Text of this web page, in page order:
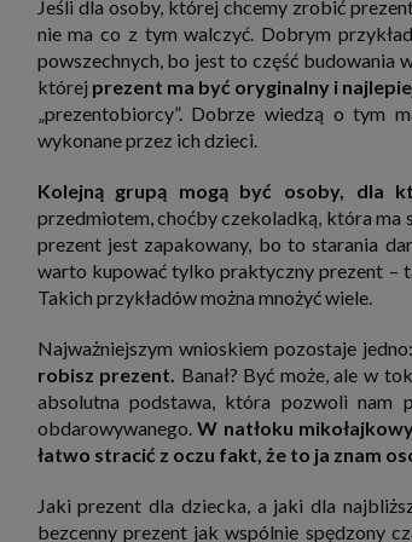
Jeśli dla osoby, której chcemy zrobić
nie ma co z tym walczyć. Dobrym
powszechnych, bo jest to część budowania
której prezent ma być oryginalny i
„prezentobiorcy”. Dobrze wiedzą o tym
wykonane przez ich dzieci.
Kolejną grupą mogą być osoby, dla
przedmiotem, choćby czekoladką, która ma
prezent jest zapakowany, bo to starania
warto kupować tylko praktyczny prezent –
Takich przykładów można mnożyć wiele.
Najważniejszym wnioskiem pozostaje jedno:
robisz prezent. Banał? Być może, ale w
absolutna podstawa, która pozwoli nam
obdarowywanego.W natłoku
łatwo stracić z oczu fakt, że to ja znam
Jaki prezent dla dziecka, a jaki dla
bezcenny prezent jak wspólnie spędzony